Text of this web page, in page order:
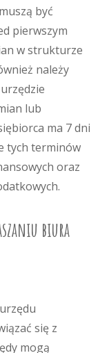
być
pierwszym
w strukturze
należy
lub
ma 7 dni
tych terminów
oraz
biura
się z
mogą